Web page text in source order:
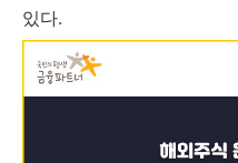
있다.